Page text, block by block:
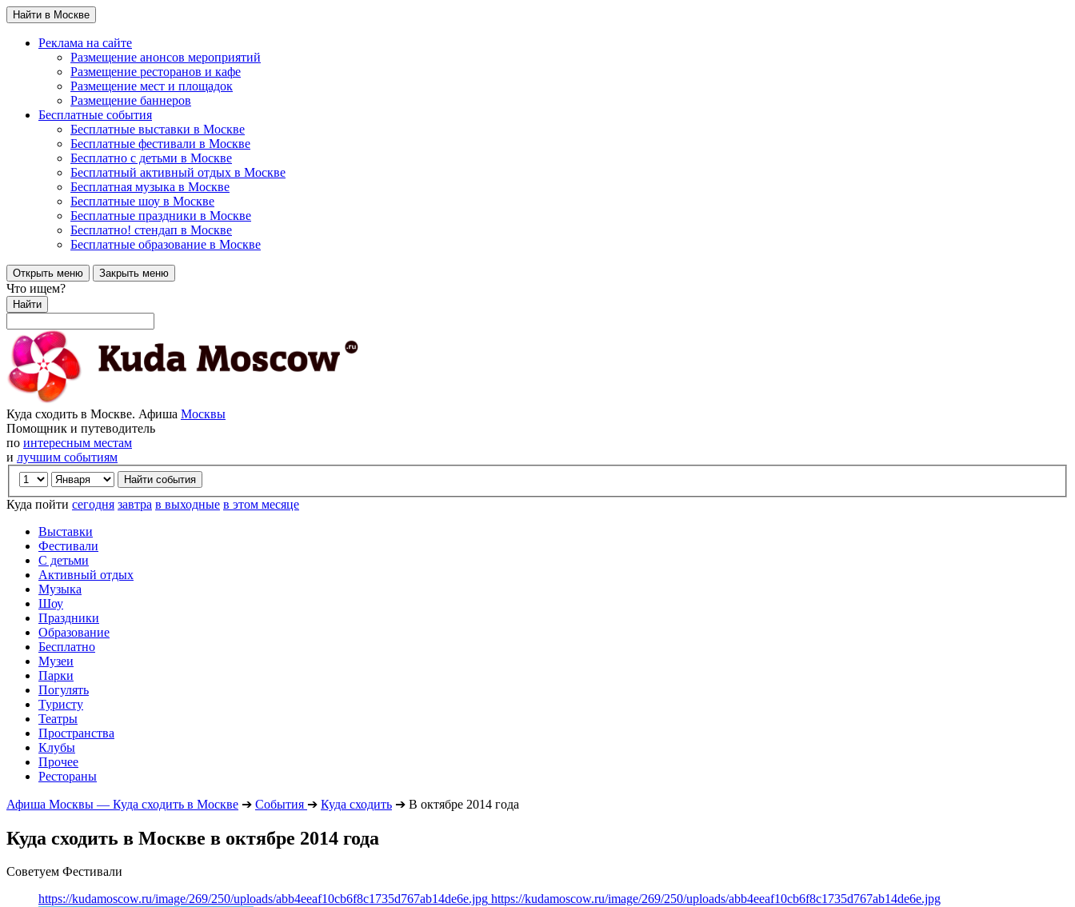
Найти в Москве
Реклама на сайте
Размещение анонсов мероприятий
Размещение ресторанов и кафе
Размещение мест и площадок
Размещение баннеров
Бесплатные события
Бесплатные выставки в Москве
Бесплатные фестивали в Москве
Бесплатно с детьми в Москве
Бесплатный активный отдых в Москве
Бесплатная музыка в Москве
Бесплатные шоу в Москве
Бесплатные праздники в Москве
Бесплатно! стендап в Москве
Бесплатные образование в Москве
Открыть меню Закрыть меню
Что ищем?
Найти
Куда сходить в Москве. Афиша Москвы
Помощник и путеводитель
по интересным местам
и лучшим событиям
Куда пойти сегодня завтра в выходные в этом месяце
Выставки
Фестивали
С детьми
Активный отдых
Музыка
Шоу
Праздники
Образование
Бесплатно
Музеи
Парки
Погулять
Туристу
Театры
Пространства
Клубы
Прочее
Рестораны
Афиша Москвы — Куда сходить в Москве ➔ События ➔ Куда сходить ➔ В октябре 2014 года
Куда сходить в Москве в октябре 2014 года
Советуем Фестивали
https://kudamoscow.ru/image/269/250/uploads/abb4eeaf10cb6f8c1735d767ab14de6e.jpg https://kudamoscow.ru/image/269/250/uploads/abb4eeaf10cb6f8c1735d767ab14de6e.jpg